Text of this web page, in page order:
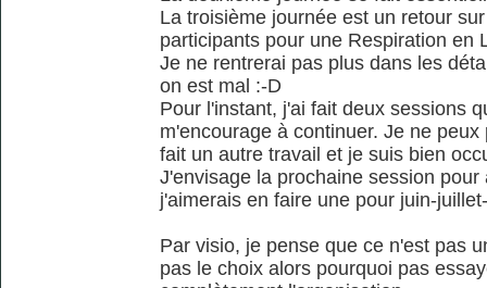
La troisième journée est un retour
participants pour une Respiration en
Je ne rentrerai pas plus dans les
on est mal :-D
Pour l'instant, j'ai fait deux sessions
m'encourage à continuer. Je ne
fait un autre travail et je suis bien
J'envisage la prochaine session
j'aimerais en faire une pour juin-
Par visio, je pense que ce n'est pas
pas le choix alors pourquoi pas